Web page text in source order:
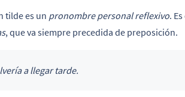
tilde es un pronombre personal reflexivo.
, que va siempre precedida de preposición.
a llegar tarde.